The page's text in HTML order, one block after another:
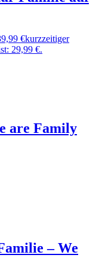
€kurzzeitiger
29,99 €.
are Family
– We